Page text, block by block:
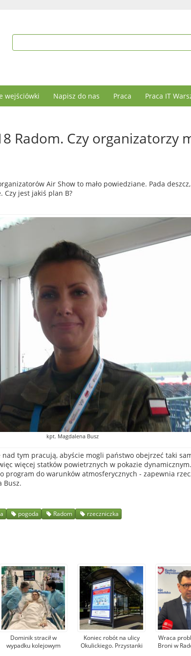
wejściówki Napisz do nas Praca Praca IT
Radom. Czy organizatorzy
Air Show to mało powiedziane. Pada
Czy jest jakiś plan B?
kpt. Magdalena Busz
tym pracują, abyście mogli państwo obejrzeć taki
więcej statków powietrznych w pokazie dynamicznym.
program do warunków atmosferycznych - zapewnia
Busz.
pogoda Radom rzeczniczka
Dominik stracił w
wypadku kolejowym
Koniec robót na ulicy
Okulickiego. Przystanki
Wraca
Broni w